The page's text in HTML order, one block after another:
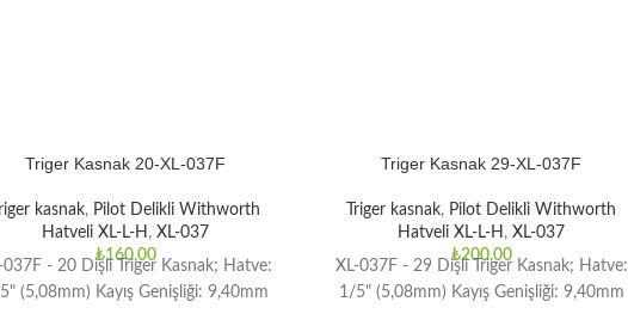
Triger Kasnak 20-XL-037F
Triger kasnak, Pilot Delikli Withworth
Hatveli XL-L-H , XL-037
₺160,00
037F - 20 Dişli Triger Kasnak; Hatve:
(5,08mm) Kayış Genişliği: 9,40mm
Triger Kasnak 29-XL-037F
Triger kasnak, Pilot Delikli Withworth
Hatveli XL-L-H , XL-037
₺200,00
XL-037F - 29 Dişli Triger Kasnak; Hatve:
1/5" (5,08mm) Kayış Genişliği: 9,40mm